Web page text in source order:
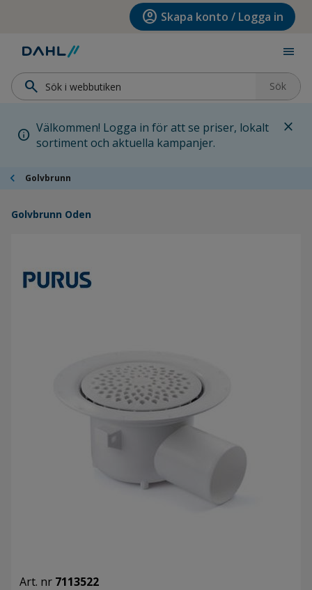
Hoppa till huvudinnehållet account_circle Skapa konto / Logga in
menu
search Sök
info Välkommen! Logga in för att se priser, lokalt
sortiment och aktuella kampanjer.
close
chevron_left Golvbrunn
Golvbrunn Oden
Art. nr 7113522